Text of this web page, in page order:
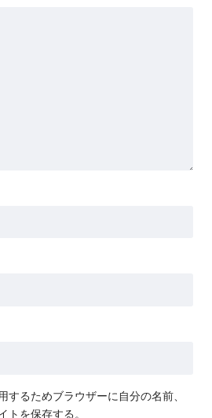
するためブラウザーに自分の名前、
トを保存する。